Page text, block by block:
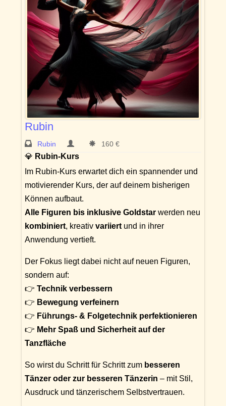
Rubin
Rubin 160 €
💎 Rubin-Kurs
Im Rubin-Kurs erwartet dich ein spannender und
motivierender Kurs, der auf deinem bisherigen
Können aufbaut.
Alle Figuren bis inklusive Goldstar werden neu
kombiniert, kreativ variiert und in ihrer
Anwendung vertieft.
Der Fokus liegt dabei nicht auf neuen Figuren,
sondern auf:
👉 Technik verbessern
👉 Bewegung verfeinern
👉 Führungs- & Folgetechnik perfektionieren
👉 Mehr Spaß und Sicherheit auf der
Tanzfläche
So wirst du Schritt für Schritt zum besseren
Tänzer oder zur besseren Tänzerin – mit Stil,
Ausdruck und tänzerischem Selbstvertrauen.